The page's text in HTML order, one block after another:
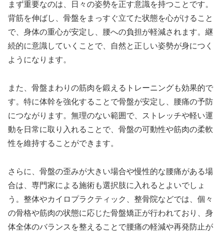
まず重要なのは、日々の姿勢を正す意識を持つことです。
背筋を伸ばし、骨盤をまっすぐ立てた状態を心がけること
で、身体の重心が安定し、腰への負担が軽減されます。継
続的に意識していくことで、自然と正しい姿勢が身につく
ようになります。
また、骨盤まわりの筋肉を鍛えるトレーニングも効果的で
す。特に体幹を強化することで骨盤が安定し、腰痛の予防
につながります。無理のない範囲で、ストレッチや軽い運
動を日常に取り入れることで、骨盤の可動性や筋肉の柔軟
性を維持することができます。
さらに、骨盤の歪みが大きい場合や慢性的な腰痛がある場
合は、専門家による施術も選択肢に入れるとよいでしょ
う。整体やカイロプラクティック、整骨院などでは、個々
の骨格や筋肉の状態に応じた骨盤矯正が行われており、身
体全体のバランスを整えることで腰痛の軽減や再発防止が